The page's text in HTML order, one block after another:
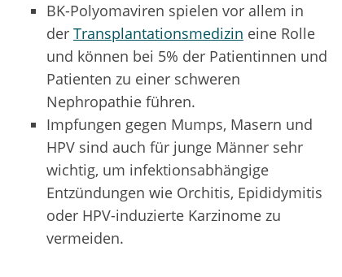
BK-Polyomaviren spielen vor allem in
der Transplantationsmedizin eine Rolle
und können bei 5% der Patientinnen und
Patienten zu einer schweren
Nephropathie führen.
Impfungen gegen Mumps, Masern und
HPV sind auch für junge Männer sehr
wichtig, um infektionsabhängige
Entzündungen wie Orchitis, Epididymitis
oder HPV-induzierte Karzinome zu
vermeiden.